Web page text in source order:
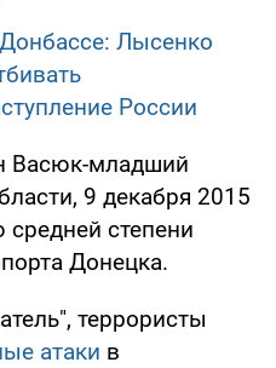
Лысенко
России
Васюк-младший
9 декабря 2015
средней степени
Донецка.
террористы
атаки в